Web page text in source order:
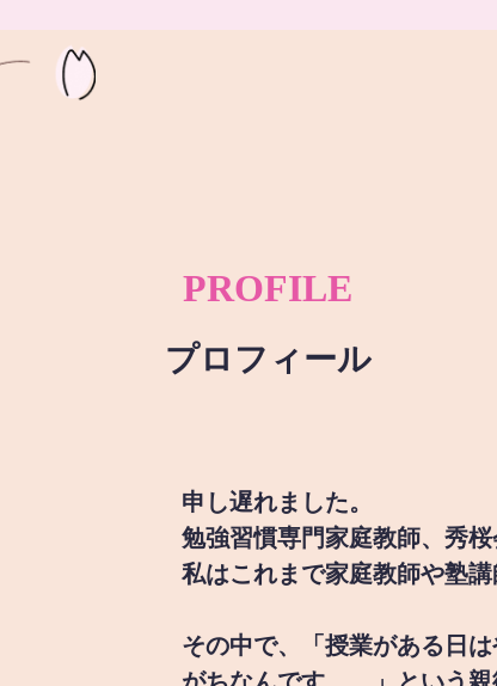
PROFILE
プロフィール
申し遅れました。
勉強習慣専門家庭教師、秀桜
私はこれまで家庭教師や塾
その中で、「授業がある日